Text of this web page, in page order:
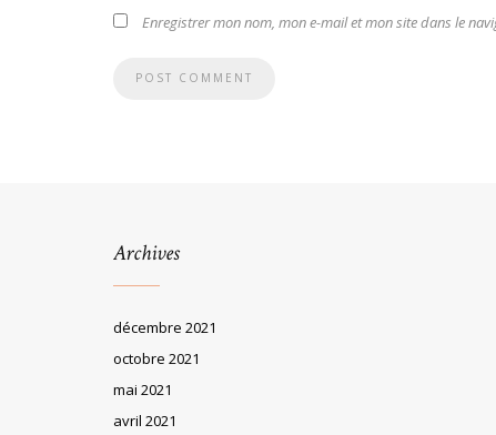
Enregistrer mon nom, mon e-mail et mon site dans le
Archives
décembre 2021
octobre 2021
mai 2021
avril 2021